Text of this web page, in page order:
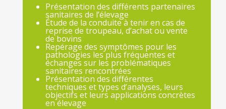
Présentation des différents partenaires
sanitaires de l’élevage
Étude de la conduite à tenir en cas de
reprise de troupeau, d’achat ou vente
de bovins
Repérage des symptômes pour les
pathologies les plus fréquentes et
échanges sur les problématiques
sanitaires rencontrées
Présentation des différentes
techniques et types d’analyses, leurs
objectifs et leurs applications concrètes
en élevage